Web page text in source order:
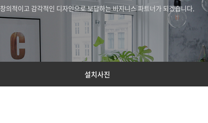
창의적이고 감각적인 디자인으로 보답하는 비지니스 파트너가 되겠습니다.
설치사진